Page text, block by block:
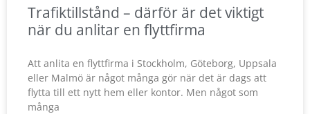
Trafiktillstånd – därför är det viktigt
när du anlitar en flyttfirma
Att anlita en flyttfirma i Stockholm, Göteborg, Uppsala
eller Malmö är något många gör när det är dags att
flytta till ett nytt hem eller kontor. Men något som
många